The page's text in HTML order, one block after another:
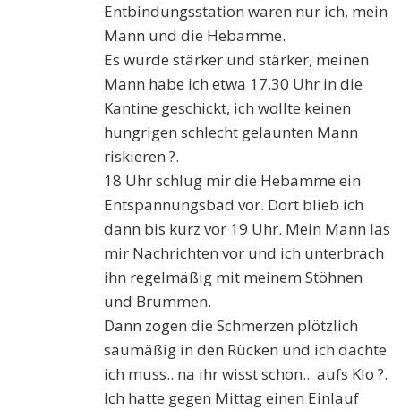
Entbindungsstation waren nur ich, mein
Mann und die Hebamme.
Es wurde stärker und stärker, meinen
Mann habe ich etwa 17.30 Uhr in die
Kantine geschickt, ich wollte keinen
hungrigen schlecht gelaunten Mann
riskieren ?.
18 Uhr schlug mir die Hebamme ein
Entspannungsbad vor. Dort blieb ich
dann bis kurz vor 19 Uhr. Mein Mann las
mir Nachrichten vor und ich unterbrach
ihn regelmäßig mit meinem Stöhnen
und Brummen.
Dann zogen die Schmerzen plötzlich
saumäßig in den Rücken und ich dachte
ich muss.. na ihr wisst schon.. aufs Klo ?.
Ich hatte gegen Mittag einen Einlauf